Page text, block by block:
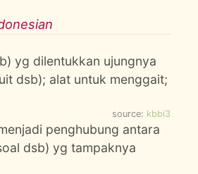
yg dilentukkan ujungnya
dsb); alat untuk menggait;
source: kbbi3
penghubung antara
dsb) yg tampaknya